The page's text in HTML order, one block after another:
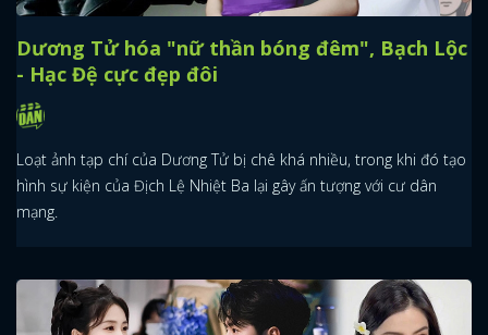
Dương Tử hóa "nữ thần bóng đêm", Bạch Lộc
- Hạc Đệ cực đẹp đôi
Loạt ảnh tạp chí của Dương Tử bị chê khá nhiều, trong khi đó tạo
hình sự kiện của Địch Lệ Nhiệt Ba lại gây ấn tượng với cư dân
mạng.